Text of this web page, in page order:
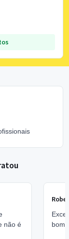
não é
bom